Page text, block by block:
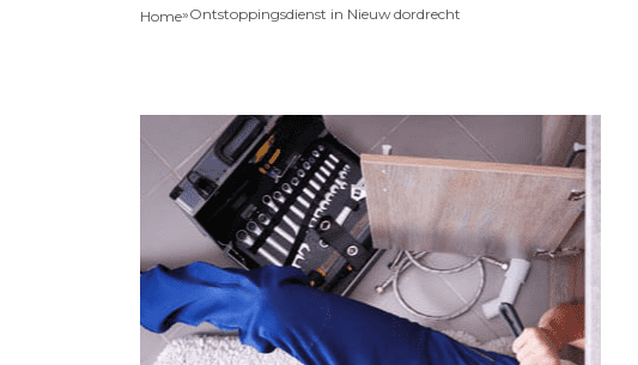
Home»Ontstoppingsdienst in Nieuw dordrecht